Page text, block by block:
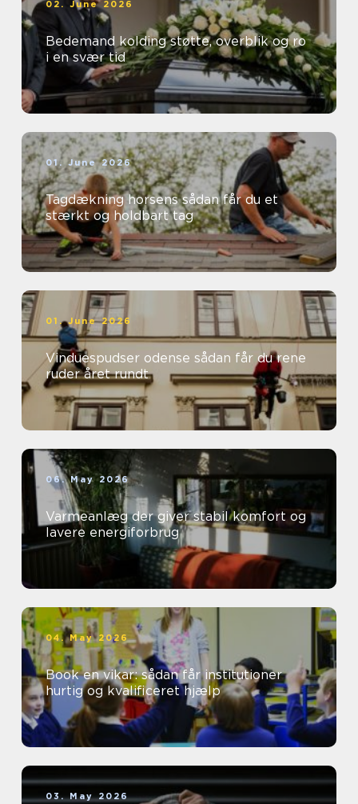
02. June 2026
Bedemand kolding støtte, overblik og ro
i en svær tid
01. June 2026
Tagdækning horsens sådan får du et
stærkt og holdbart tag
01. June 2026
Vinduespudser odense sådan får du rene
ruder året rundt
06. May 2026
Varmeanlæg der giver stabil komfort og
lavere energiforbrug
04. May 2026
Book en vikar: sådan får institutioner
hurtig og kvalificeret hjælp
03. May 2026